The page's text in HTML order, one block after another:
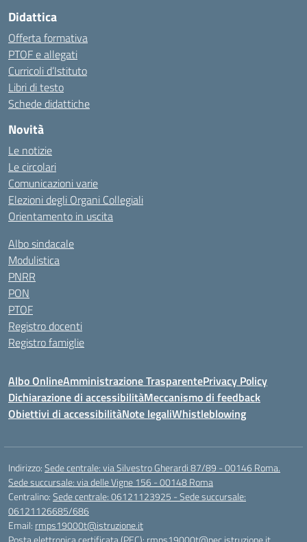
Didattica
Offerta formativa
PTOF e allegati
Curricoli d’Istituto
Libri di testo
Schede didattiche
Novità
Le notizie
Le circolari
Comunicazioni varie
Elezioni degli Organi Collegiali
Orientamento in uscita
Albo sindacale
Modulistica
PNRR
PON
PTOF
Registro docenti
Registro famiglie
Albo OnlineAmministrazione TrasparentePrivacy Policy
Dichiarazione di accessibilitàMeccanismo di feedback
Obiettivi di accessibilitàNote legaliWhistleblowing
Indirizzo:Sede centrale: via Silvestro Gherardi 87/89 - 00146 Roma.
Sede succursale: via delle Vigne 156 - 00148 Roma
Centralino:Sede centrale: 06121123925 - Sede succursale:
06121126685/686
Email: rmps19000t@istruzione.it